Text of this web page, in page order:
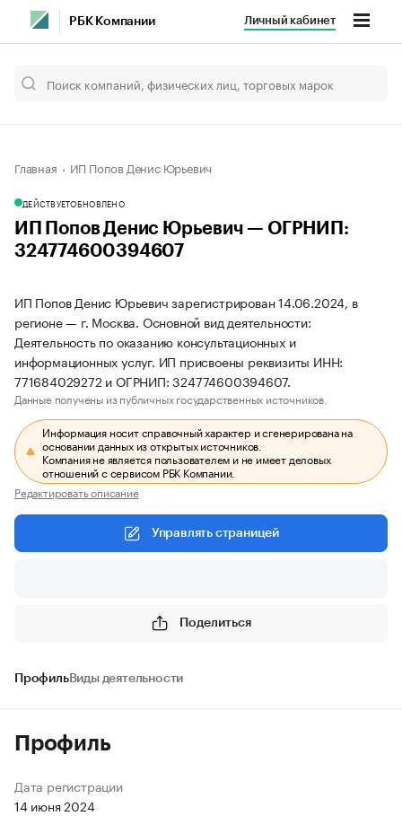
РБК Компании Личный кабинет
Главная ИП Попов Денис Юрьевич
ДЕЙСТВУЕТОБНОВЛЕНО
ИП Попов Денис Юрьевич — ОГРНИП:
324774600394607
ИП Попов Денис Юрьевич зарегистрирован 14.06.2024, в
регионе — г. Москва. Основной вид деятельности:
Деятельность по оказанию консультационных и
информационных услуг. ИП присвоены реквизиты ИНН:
771684029272 и ОГРНИП: 324774600394607.
Данные получены из публичных государственных источников.
Информация носит справочный характер и сгенерирована на
основании данных из открытых источников.
Компания не является пользователем и не имеет деловых
отношений с сервисом РБК Компании.
Редактировать описание
Управлять страницей
Поделиться
ПрофильВиды деятельности
Профиль
Дата регистрации
14 июня 2024